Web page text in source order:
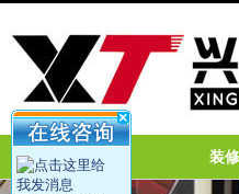
网站首页 装